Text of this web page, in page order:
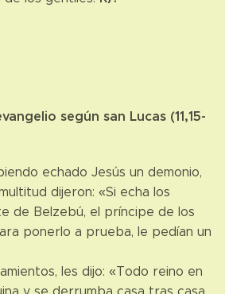
según san Lucas (11,15-
echado Jesús un demonio,
dijeron: «Si echa los
de Belzebú, el príncipe de los
ponerlo a prueba, le pedían un
les dijo: «Todo reino en
y se derrumba casa tras casa.